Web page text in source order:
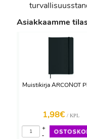
Asiakkaamme
Muistikirja ARCONOT
1,98€ / KPL
-
+